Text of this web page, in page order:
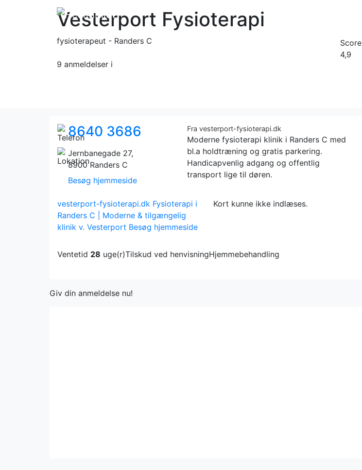
Vesterport Fysioterapi
fysioterapeut - Randers C
9 anmeldelser i
Score
4,9
8640 3686
Jernbanegade 27,
8900 Randers C
Besøg hjemmeside
Fra vesterport-fysioterapi.dk
Moderne fysioterapi klinik i Randers C med
bl.a holdtræning og gratis parkering.
Handicapvenlig adgang og offentlig
transport lige til døren.
vesterport-fysioterapi.dk Fysioterapi i
Randers C | Moderne & tilgængelig
klinik v. Vesterport Besøg hjemmeside
Kort kunne ikke indlæses.
Ventetid 28 uge(r)Tilskud ved henvisningHjemmebehandling
Giv din anmeldelse nu!